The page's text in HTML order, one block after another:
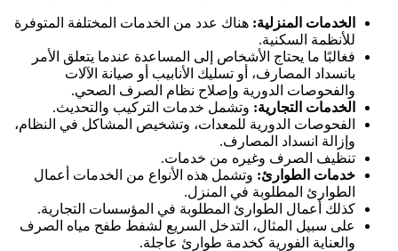
الخدمات المنزلية: هناك عدد من الخدمات المختلفة المتوفرة
للأنظمة السكنية.
فغالبًا ما يحتاج الأشخاص إلى المساعدة عندما يتعلق الأمر
بانسداد المصارف، أو تسليك الأنابيب أو صيانة الآلات
والفحوصات الدورية وإصلاح نظام الصرف الصحي.
الخدمات التجارية: وتشمل خدمات التركيب والتحديث.
الفحوصات الدورية للمعدات، وتشخيص المشاكل في النظام،
وإزالة انسداد المصارف.
تنظيف الصرف وغيره من خدمات.
خدمات الطوارئ: وتشمل هذه الأنواع من الخدمات أعمال
الطوارئ المطلوبة في المنزل.
كذلك أعمال الطوارئ المطلوبة في المؤسسات التجارية.
على سبيل المثال، التدخل السريع لشفط طفح مياه الصرف
والعناية الفورية كخدمة طوارئ عاجلة.